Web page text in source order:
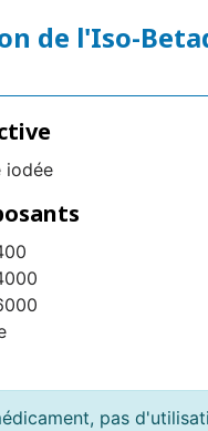
de l'Iso-
iodée
pas